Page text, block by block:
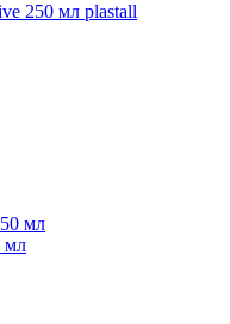
250 мл plastall
мл